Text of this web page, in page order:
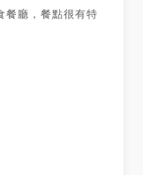
餐廳，餐點很有特